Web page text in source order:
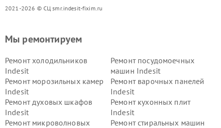
2021-2026 © СЦ smr.indesit-fixim.ru
Мы ремонтируем
Ремонт холодильников
Indesit
Ремонт посудомоечных
машин Indesit
Ремонт морозильных камер
Indesit
Ремонт варочных панелей
Indesit
Ремонт духовых шкафов
Indesit
Ремонт кухонных плит
Indesit
Ремонт микроволновых
Ремонт стиральных машин